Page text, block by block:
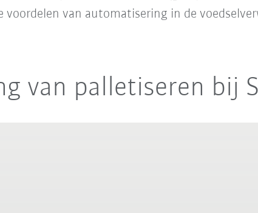
voordelen van automatisering in de
van palletiseren bij